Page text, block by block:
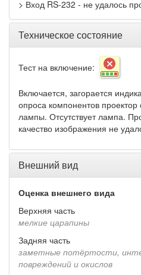
> Вход RS-232 - не удалось
Техническое состояние
Тест на включение:
Включается, загорается
опроса компонентов проектор
лампы. Отсутствует лампа.
качество изображения не
Внешний вид
Оценка внешнего вида
Верхняя часть
мелкие царапины
Задняя часть
заметные потёртости,
повреждений и окислов